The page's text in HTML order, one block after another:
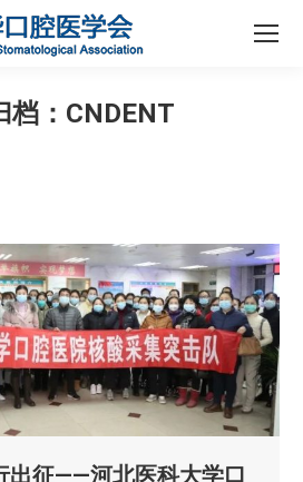
： CNDENT
出征——河北医科大学口